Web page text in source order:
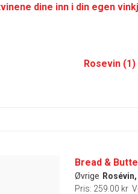
dine inn i din egen
Rosevin (1)
Bread &
Øvrige Rosévin,
Pris: 259.00 kr